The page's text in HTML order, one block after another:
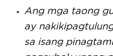
Ang mga taong
ay
sa isang